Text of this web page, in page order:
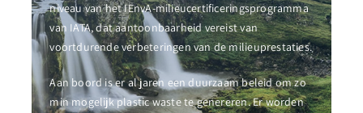
niveau van het IEnvA-milieucertificeringsprogramma
van IATA, dat aantoonbaarheid vereist van
voortdurende verbeteringen van de milieuprestaties.
Aan boord is er al jaren een duurzaam beleid om zo
min mogelijk plastic waste te genereren. Er worden